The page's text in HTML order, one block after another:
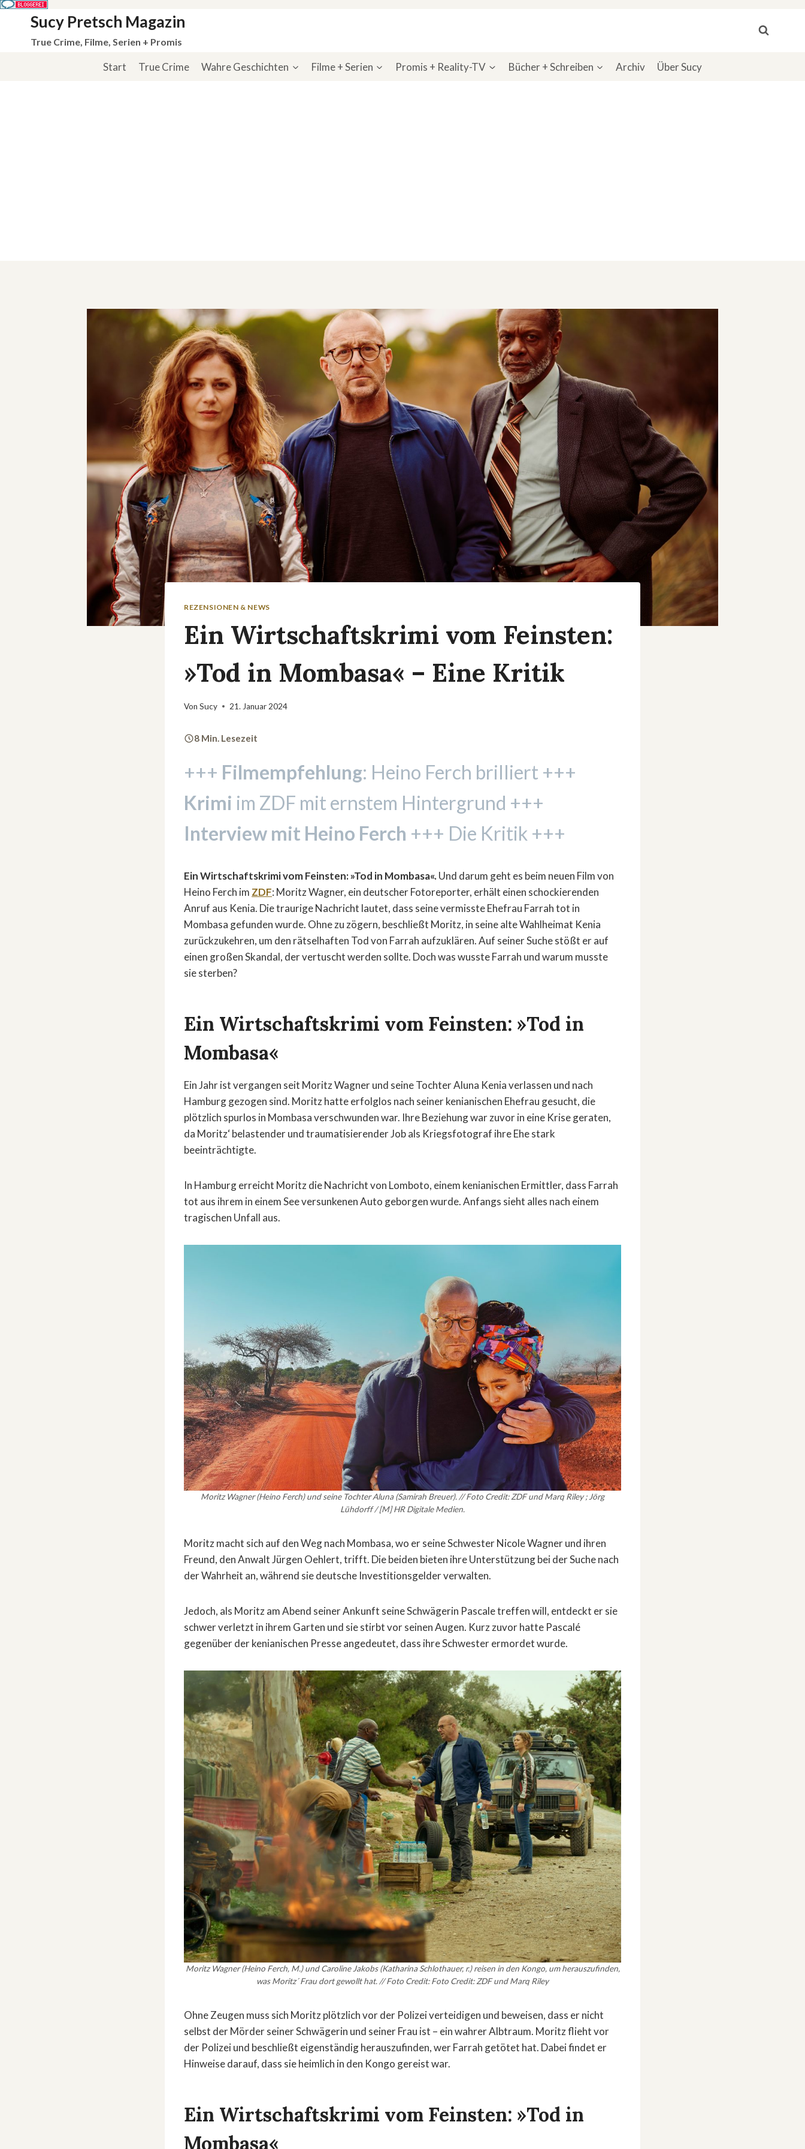
springen
Sucy Pretsch Magazin
True Crime, Filme, Serien + Promis
Start True Crime Wahre Geschichten Filme + Serien Promis + Reality-TV Bücher + Schreiben Archiv Über Sucy
REZENSIONEN & NEWS
Ein Wirtschaftskrimi vom Feinsten:
»Tod in Mombasa« – Eine Kritik
Von Sucy 21. Januar 2024
8 Min. Lesezeit
+++ Filmempfehlung: Heino Ferch brilliert +++
Krimi im ZDF mit ernstem Hintergrund +++
Interview mit Heino Ferch +++ Die Kritik +++
Ein Wirtschaftskrimi vom Feinsten: »Tod in Mombasa«.Und darum geht es beim neuen Film von
Heino Ferch im ZDF: Moritz Wagner, ein deutscher Fotoreporter, erhält einen schockierenden
Anruf aus Kenia. Die traurige Nachricht lautet, dass seine vermisste Ehefrau Farrah tot in
Mombasa gefunden wurde. Ohne zu zögern, beschließt Moritz, in seine alte Wahlheimat Kenia
zurückzukehren, um den rätselhaften Tod von Farrah aufzuklären. Auf seiner Suche stößt er auf
einen großen Skandal, der vertuscht werden sollte. Doch was wusste Farrah und warum musste
sie sterben?
Ein Wirtschaftskrimi vom Feinsten: »Tod in
Mombasa«
Ein Jahr ist vergangen seit Moritz Wagner und seine Tochter Aluna Kenia verlassen und nach
Hamburg gezogen sind. Moritz hatte erfolglos nach seiner kenianischen Ehefrau gesucht, die
plötzlich spurlos in Mombasa verschwunden war. Ihre Beziehung war zuvor in eine Krise geraten,
da Moritz‘ belastender und traumatisierender Job als Kriegsfotograf ihre Ehe stark
beeinträchtigte.
In Hamburg erreicht Moritz die Nachricht von Lomboto, einem kenianischen Ermittler, dass Farrah
tot aus ihrem in einem See versunkenen Auto geborgen wurde. Anfangs sieht alles nach einem
tragischen Unfall aus.
Moritz Wagner (Heino Ferch) und seine Tochter Aluna (Samirah Breuer). // Foto Credit: ZDF und Marq Riley ; Jörg
Lühdorff / [M] HR Digitale Medien.
Moritz macht sich auf den Weg nach Mombasa, wo er seine Schwester Nicole Wagner und ihren
Freund, den Anwalt Jürgen Oehlert, trifft. Die beiden bieten ihre Unterstützung bei der Suche nach
der Wahrheit an, während sie deutsche Investitionsgelder verwalten.
Jedoch, als Moritz am Abend seiner Ankunft seine Schwägerin Pascale treffen will, entdeckt er sie
schwer verletzt in ihrem Garten und sie stirbt vor seinen Augen. Kurz zuvor hatte Pascalé
gegenüber der kenianischen Presse angedeutet, dass ihre Schwester ermordet wurde.
Moritz Wagner (Heino Ferch, M.) und Caroline Jakobs (Katharina Schlothauer, r.) reisen in den Kongo, um herauszufinden,
was Moritz´ Frau dort gewollt hat. // Foto Credit: Foto Credit: ZDF und Marq Riley
Ohne Zeugen muss sich Moritz plötzlich vor der Polizei verteidigen und beweisen, dass er nicht
selbst der Mörder seiner Schwägerin und seiner Frau ist – ein wahrer Albtraum. Moritz flieht vor
der Polizei und beschließt eigenständig herauszufinden, wer Farrah getötet hat. Dabei findet er
Hinweise darauf, dass sie heimlich in den Kongo gereist war.
Ein Wirtschaftskrimi vom Feinsten: »Tod in
Mombasa«